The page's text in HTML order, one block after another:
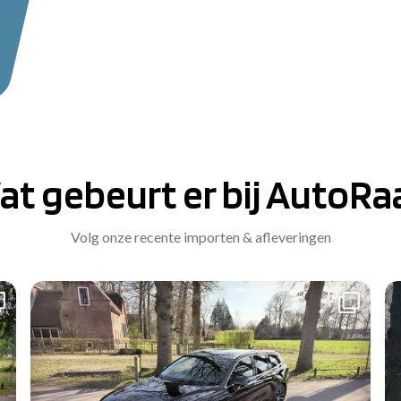
gebeurt er bij
Volg onze recente importen & afleveringen